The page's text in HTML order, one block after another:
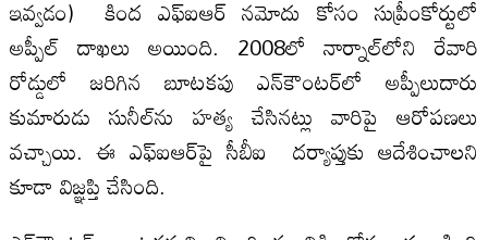
ఇవ్వడం) కింద ఎఫ్‌ఐఆర్ నమోదు కోసం సుప్రీంకోర్టులో
అప్పీల్ దాఖలు అయింది. 2008లో నార్నాల్‌లోని రేవారి
రోడ్డులో జరిగిన బూటకపు ఎన్‌కౌంటర్‌లో అప్పీలుదారు
కుమారుడు సునీల్‌ను హత్య చేసినట్లు వారిపై ఆరోపణలు
వచ్చాయి. ఈ ఎఫ్‌ఐఆర్‌పై సీబీఐ దర్యాప్తుకు ఆదేశించాలని
కూడా విజ్ఞప్తి చేసింది.